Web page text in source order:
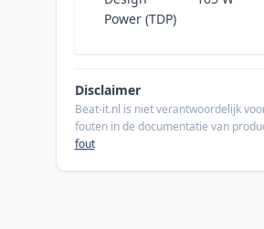
Power (TDP)
Disclaimer
Beat-it.nl is niet verantwoordelijk
fouten in de documentatie van
fout